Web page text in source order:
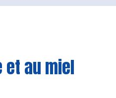
et au miel